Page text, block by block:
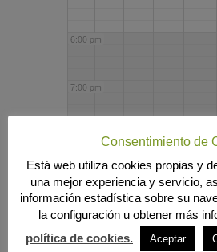
6:00 pm
7:00 pm
9:00 pm
10:00 pm
Consentimiento de
Está web utiliza cookies propias y
una mejor experiencia y servicio,
información estadística sobre su
la configuración u obtener más
política de cookies.
Aceptar